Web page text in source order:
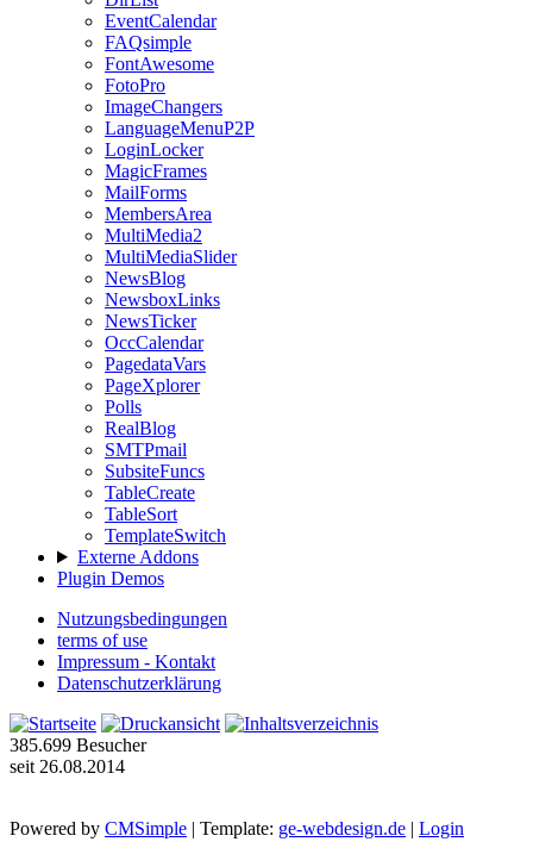
EventCalendar
FAQsimple
FontAwesome
FotoPro
ImageChangers
LanguageMenuP2P
LoginLocker
MagicFrames
MailForms
MembersArea
MultiMedia2
MultiMediaSlider
NewsBlog
NewsboxLinks
NewsTicker
OccCalendar
PagedataVars
PageXplorer
Polls
RealBlog
SMTPmail
SubsiteFuncs
TableCreate
TableSort
TemplateSwitch
Externe Addons
Plugin Demos
Nutzungsbedingungen
terms of use
Impressum - Kontakt
Datenschutzerklärung
385.699 Besucher
seit 26.08.2014
Powered by CMSimple | Template: ge-webdesign.de | Login